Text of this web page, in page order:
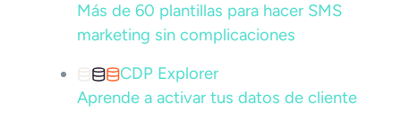
Más de 60 plantillas para hacer SMS
marketing sin complicaciones
CDP Explorer
Aprende a activar tus datos de cliente